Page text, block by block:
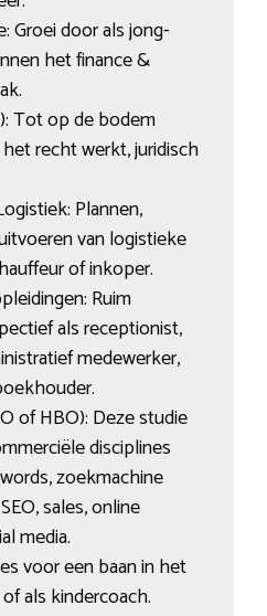
Groei door als jong-
het finance &
Tot op de bodem
recht werkt, juridisch
Plannen,
van logistieke
of inkoper.
Ruim
als receptionist,
medewerker,
of HBO): Deze studie
disciplines
zoekmachine
sales, online
media.
voor een baan in het
als kindercoach.